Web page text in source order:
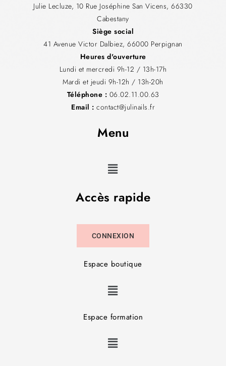
Julie Lecluze, 10 Rue Joséphine San Vicens, 66330
Cabestany
Siège social
41 Avenue Victor Dalbiez, 66000 Perpignan
Heures d'ouverture
Lundi et mercredi 9h-12 / 13h-17h
Mardi et jeudi 9h-12h / 13h-20h
Téléphone : 06.02.11.00.63
Email : contact@julinails.fr
Menu
Accès rapide
CONNEXION
Espace boutique
Espace formation